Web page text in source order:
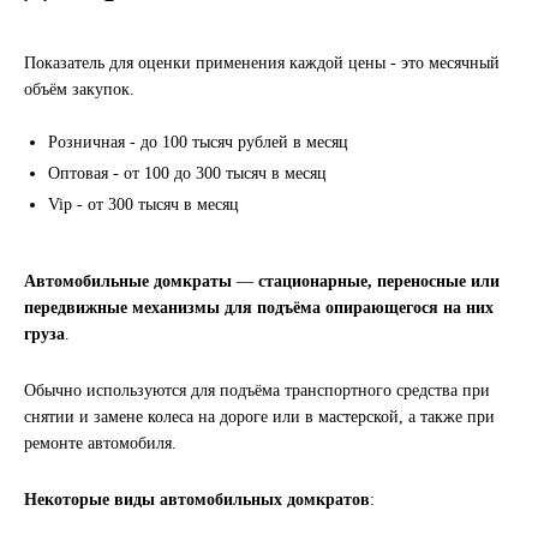
LUXE
MANNOL
MOBIL
MOTUL
OIL RIGHT
Petro Canada
REPSOL
SHELL
Показатель для оценки применения каждой цены - это месячный
объём закупок.
Розничная - до 100 тысяч рублей в месяц
Оптовая - от 100 до 300 тысяч в месяц
Vip - от 300 тысяч в месяц
Автомобильные домкраты — стационарные, переносные или
передвижные механизмы для подъёма опирающегося на них
груза.
Обычно используются для подъёма транспортного средства при
снятии и замене колеса на дороге или в мастерской, а также при
ремонте автомобиля.
Некоторые виды автомобильных домкратов: